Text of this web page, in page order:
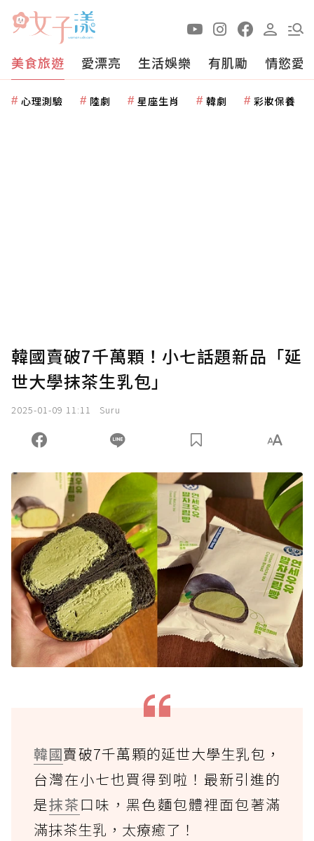
美食旅遊 愛漂亮 生活娛樂 有肌勵 情慾愛
心理測驗 陸劇 星座生肖 韓劇 彩妝保養
韓國賣破7千萬顆！小七話題新品「延
世大學抹茶生乳包」
2025-01-09 11:11 Suru
韓國賣破7千萬顆的延世大學生乳包，
台灣在小七也買得到啦！最新引進的
是抹茶口味，黑色麵包體裡面包著滿
滿抹茶生乳，太療癒了！